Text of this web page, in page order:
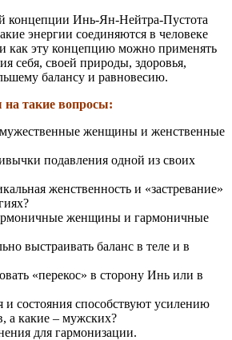
концепции Инь-Ян-Нейтра-Пустота
энергии соединяются в человеке
как эту концепцию можно применять
себя, своей природы, здоровья,
балансу и равновесию.
на такие вопросы:
мужественные женщины и женственные
подавления одной из своих
женственность и «застревание»
женщины и гармоничные
выстраивать баланс в теле и в
«перекос» в сторону Инь или в
состояния способствуют усилению
а какие – мужских?
для гармонизации.